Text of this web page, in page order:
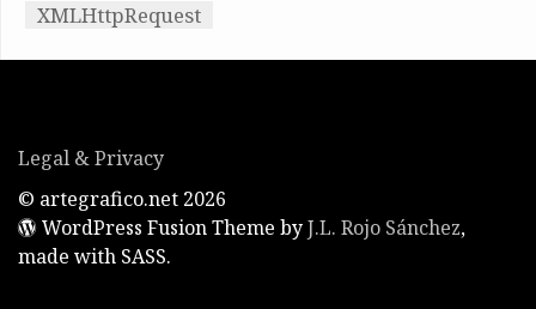
XMLHttpRequest
Legal & Privacy
© artegrafico.net 2026
WordPress Fusion Theme byJ.L. Rojo Sánchez,
made with SASS.